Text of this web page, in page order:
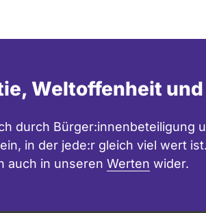
Weltoffenheit und
durch Bürger:innenbeteiligung
in der jede:r gleich viel wert
auch in unseren Werten wider.